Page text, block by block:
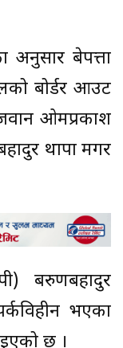
अनुसार बेपत्ता
बोर्डर आउट
ओमप्रकाश
थापा मगर
बरुणबहादुर
भएका
छ ।